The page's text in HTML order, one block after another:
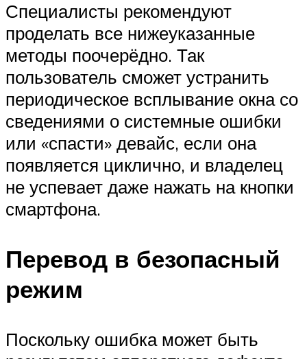
Специалисты рекомендуют
проделать все нижеуказанные
методы поочерёдно. Так
пользователь сможет устранить
периодическое всплывание окна со
сведениями о системные ошибки
или «спасти» девайс, если она
появляется циклично, и владелец
не успевает даже нажать на кнопки
смартфона.
Перевод в безопасный
режим
Поскольку ошибка может быть